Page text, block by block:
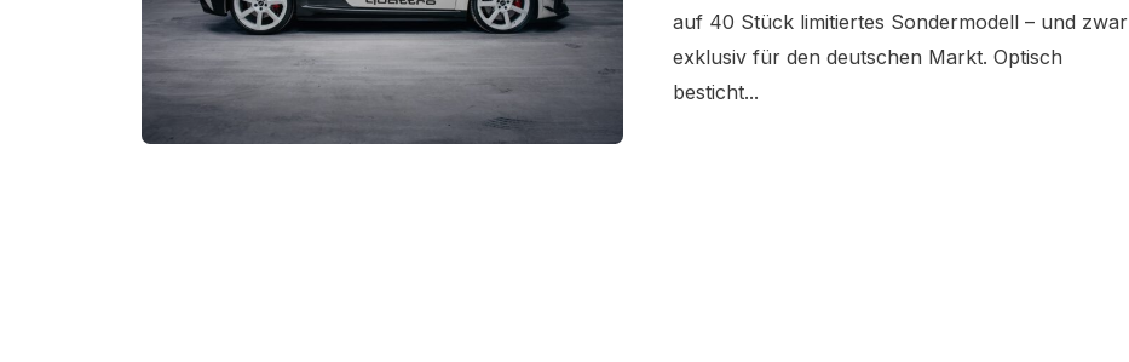
auf 40 Stück limitiertes Sondermodell – und zwar
exklusiv für den deutschen Markt. Optisch
besticht...